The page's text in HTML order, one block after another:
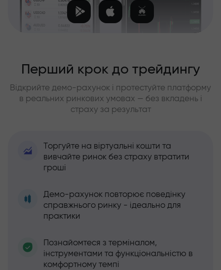
Перший крок до трейдингу
Відкрийте демо-рахунок і протестуйте платформу
в реальних ринкових умовах — без вкладень і
страху за результат
Торгуйте на віртуальні кошти та
вивчайте ринок без страху втратити
гроші
Демо-рахунок повторює поведінку
справжнього ринку - ідеально для
практики
Познайомтеся з терміналом,
інструментами та функціональністю в
комфортному темпі